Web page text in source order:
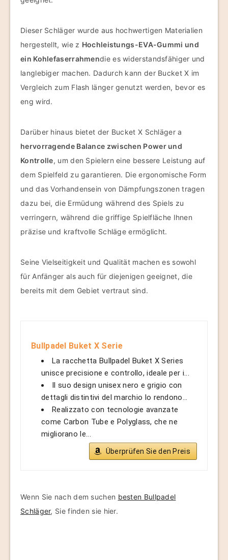
Dieser Schläger wurde aus hochwertigen Materialien
hergestellt, wie z Hochleistungs-EVA-Gummi und
ein Kohlefaserrahmendie es widerstandsfähiger und
langlebiger machen. Dadurch kann der Bucket X im
Vergleich zum Flash länger genutzt werden, bevor es
eng wird.
Darüber hinaus bietet der Bucket X Schläger a
hervorragende Balance zwischen Power und
Kontrolle, um den Spielern eine bessere Leistung auf
dem Spielfeld zu garantieren. Die ergonomische Form
und das Vorhandensein von Dämpfungszonen tragen
dazu bei, die Ermüdung während des Spiels zu
verringern, während die griffige Spielfläche Ihnen
präzise und kraftvolle Schläge ermöglicht.
Seine Vielseitigkeit und Qualität machen es sowohl
für Anfänger als auch für diejenigen geeignet, die
bereits mit dem Gebiet vertraut sind.
Bullpadel Buket X Serie
La racchetta Bullpadel Buket X Series
unisce precisione e controllo, ideale per i...
Il suo design unisex nero e grigio con
dettagli distintivi del marchio lo rendono...
Realizzato con tecnologie avanzate
come Carbon Tube e Polyglass, che ne
migliorano le...
Überprüfen Sie den Preis
Wenn Sie nach dem suchen besten Bullpadel
Schläger, Sie finden sie hier.